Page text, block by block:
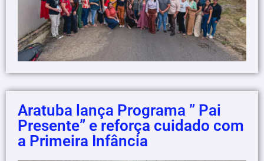
Aratuba lança Programa ” Pai
Presente” e reforça cuidado com
a Primeira Infância